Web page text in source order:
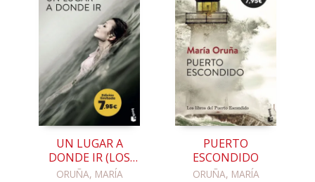
UN LUGAR A
DONDE IR (LOS
LIBROS DEL
ORUÑA, MARÍA
PUERTO
ESCONDIDO
ORUÑA, MARÍA